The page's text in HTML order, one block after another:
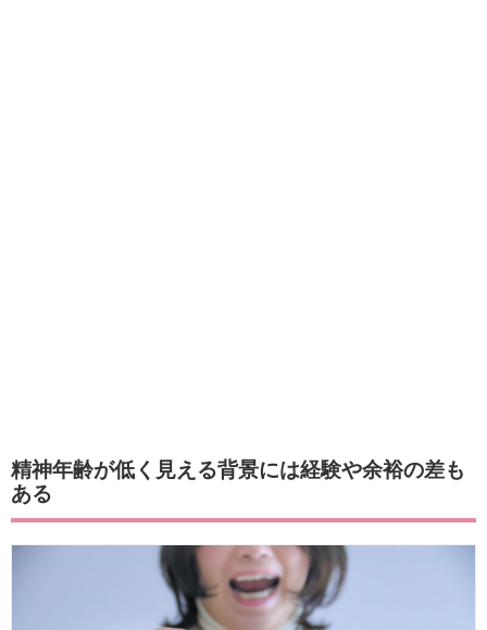
精神年齢が低く見える背景には経験や余裕の差も
ある